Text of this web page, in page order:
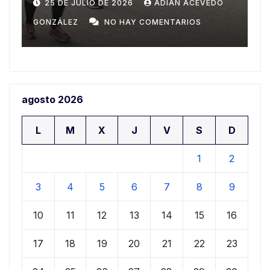
20 DE JULIO DE 2026 ADIAN ACEVEDO
GONZÁLEZ NO HAY COMENTARIOS
agosto 2026
L M X J V S D
1 2
3 4 5 6 7 8 9
10 11 12 13 14 15 16
17 18 19 20 21 22 23